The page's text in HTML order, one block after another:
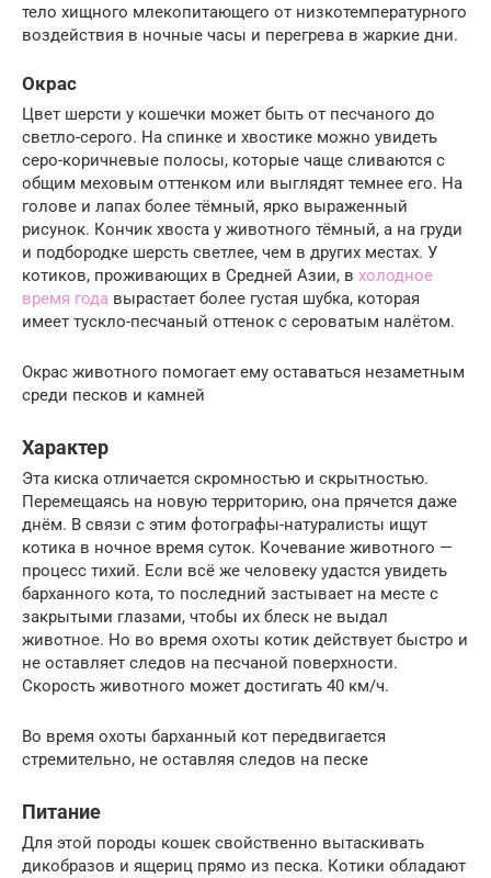
тело хищного млекопитающего от низкотемпературного
воздействия в ночные часы и перегрева в жаркие дни.
Окрас
Цвет шерсти у кошечки может быть от песчаного до
светло-серого. На спинке и хвостике можно увидеть
серо-коричневые полосы, которые чаще сливаются с
общим меховым оттенком или выглядят темнее его. На
голове и лапах более тёмный, ярко выраженный
рисунок. Кончик хвоста у животного тёмный, а на груди
и подбородке шерсть светлее, чем в других местах. У
котиков, проживающих в Средней Азии, в холодное
время года вырастает более густая шубка, которая
имеет тускло-песчаный оттенок с сероватым налётом.
Окрас животного помогает ему оставаться незаметным
среди песков и камней
Характер
Эта киска отличается скромностью и скрытностью.
Перемещаясь на новую территорию, она прячется даже
днём. В связи с этим фотографы-натуралисты ищут
котика в ночное время суток. Кочевание животного —
процесс тихий. Если всё же человеку удастся увидеть
барханного кота, то последний застывает на месте с
закрытыми глазами, чтобы их блеск не выдал
животное. Но во время охоты котик действует быстро и
не оставляет следов на песчаной поверхности.
Скорость животного может достигать 40 км/ч.
Во время охоты барханный кот передвигается
стремительно, не оставляя следов на песке
Питание
Для этой породы кошек свойственно вытаскивать
дикобразов и ящериц прямо из песка. Котики обладают